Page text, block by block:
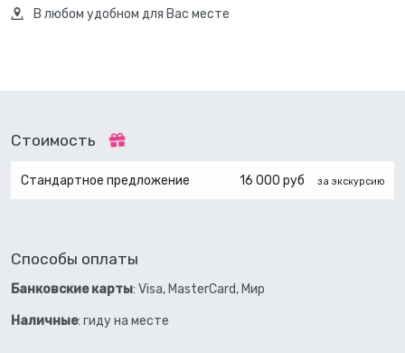
В любом удобном для Вас месте
Стоимость
Стандартное предложение 16 000 руб за экскурсию
Способы оплаты
Банковские карты: Visa, MasterCard, Мир
Наличные: гиду на месте